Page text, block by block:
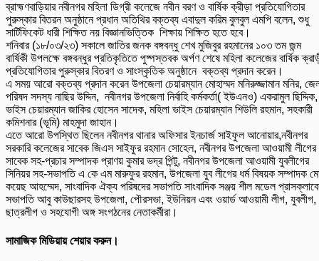
ব্রাহ্মণবাড়িয়ার নবীনগর মহিলা ডিগ্রী কলেজে নবীন বরণ ও বার্ষিক ক্রীড়া প্রতিযোগিতার
পুরুস্কার বিতরন অনুষ্ঠানে প্রধান অতিথির বক্তব্য এবাদুল করিম বুলবুল এমপি বলেন, শুধু
সার্টিফিকেট ধারী শিক্ষিত নয় বিজ্ঞানভিত্তিক শিক্ষায় শিক্ষিত হতে হবে।
শনিবার (১৮/০৩/২৩) সকালে জাতির জনক বঙ্গবন্ধু শেখ মুজিবুর রহমানের ১০৩ তম জন্ম
বার্ষিকী উপলক্ষে বঙ্গবন্ধুর প্রতিকৃতিতে পুষ্পস্তবক অর্পণ শেষে মহিলা কলেজের বার্ষিক
প্রতিযোগিতার পুরুস্কার বিতরণ ও সাংস্কৃতিক অনুষ্ঠানে বক্তব্য প্রদান করেন।
এ সময় আরো বক্তব্য প্রদান করেন উপজেলা চেয়ারম্যান মোহাম্মদ মনিরুজ্জামান মনির,
পরিষদ সদস্য নাছির উদ্দিন, নবীনগর উপজেলা নির্বাহি কর্মকর্তা( ইউএনও) একরামুল ছিদ্দিক,
ভাইস চেয়ারম্যান জাকির হোসেন সাদেক, মহিলা ভাইস চেয়ারম্যান শিউলি রহমান, সহকারী
কমিশনার (ভূমি) মাহমুদা জাহান।
এতে আরো উপস্থিত ছিলেন নবীনগর থানার অফিসার ইনচার্জ সাইফুল আনোয়ার,নবীনগর
সরকারি কলেজের সাবেক জিএস সাইফুর রহমান সোহেল, নবীনগর উপজেলা আওয়ামী লীগের
সাবেক সহ-প্রচার সম্পাদক প্রাণয় কুমার ভদ্র পিন্টু, নবীনগর উপজেলা আওয়ামী যুবলীগের
সিনিয়র সহ-সভাপতি এ কে এম মারুফুর রহমান, উপজেলা যুব লীগের ধর্ম বিষয়ক সম্পাদক
কয়েছ আহম্মেদ, সাংবাদিক ঐক্য পরিষদের সভাপতি সাংবাদিক সঞ্জয় শীল মডেল
সভাপতি আবু কাউছারসহ উপজেলা, পৌরসভা, ইউনিয়ন এবং ওয়ার্ড আওয়ামী লীগ, যুবলীগ,
ছাত্রলীগ ও সহযোগী অঙ্গ সংগঠনের নেতাকর্মীরা।
সামাজিক মিডিয়ায় শেয়ার করুন।